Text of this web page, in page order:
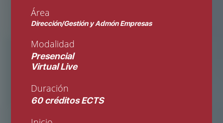
Área
Dirección/Gestión y Admón Empresas
Modalidad
Presencial
Virtual Live
Duración
60 créditos ECTS